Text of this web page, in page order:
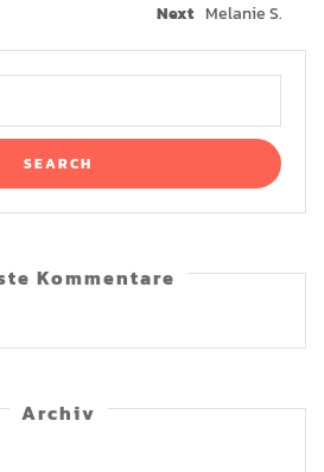
Next Melanie S.
Kommentare
Archiv